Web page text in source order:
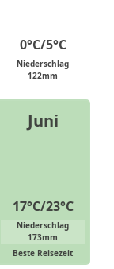
0°C/5°C
Niederschlag
122mm
Juni
17°C/23°C
Niederschlag
173mm
Beste Reisezeit